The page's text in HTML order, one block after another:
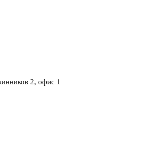
2, офис 1